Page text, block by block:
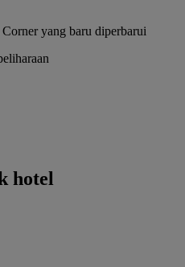
yang baru diperbarui
hotel